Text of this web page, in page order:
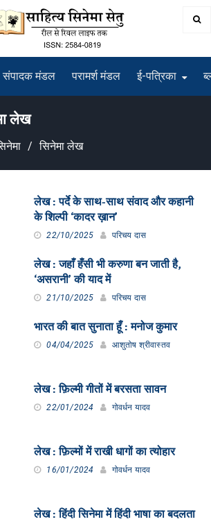
संपादक मंडल परामर्श मंडल ई-पत्रिका
लेख
सिनेमा लेख
लेख : पर्दे के साथ-साथ संवाद और कहानी
के शिल्पी ‘कादर ख़ान’
22/10/2025 परिचय दास
लेख : जहाँ हँसी भी करुणा बन जाती है,
‘असरानी’ की याद में
21/10/2025 परिचय दास
भारत की बात सुनाता हूँ : मनोज कुमार
04/04/2025 आशुतोष श्रीवास्तव
लेख : फ़िल्मी गीतों में बरसता सावन
22/01/2024 गोवर्धन यादव
लेख : फ़िल्मों में राखी धागों का त्योहार
16/01/2024 गोवर्धन यादव
लेख : हिंदी सिनेमा में हिंदी भाषा का बदलता